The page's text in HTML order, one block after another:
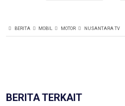
BERITA MOBIL MOTOR NUSANTARA TV
BERITA TERKAIT